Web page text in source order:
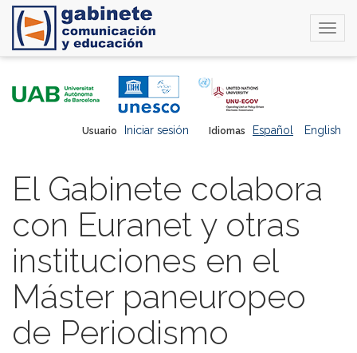
Idiomas Español English
Usuario Iniciar sesión
El Gabinete colabora
con Euranet y otras
instituciones en el
Máster paneuropeo
de Periodismo